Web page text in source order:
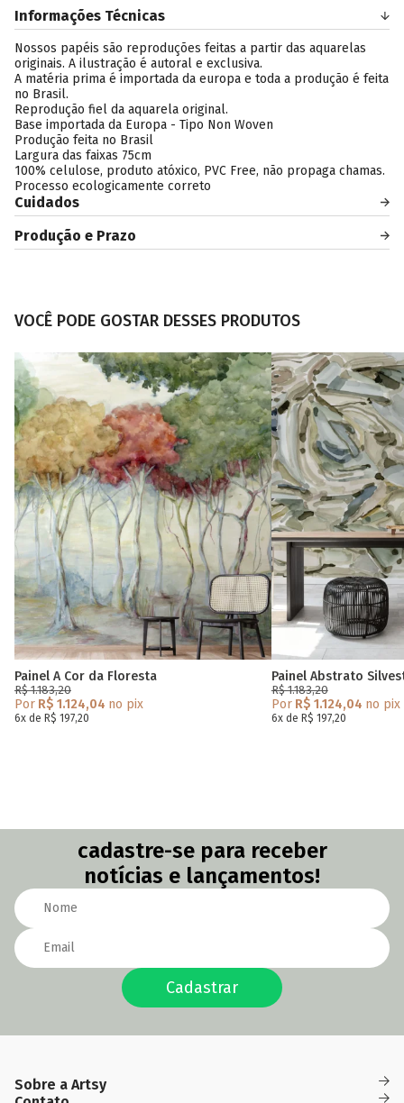
Informações Técnicas
Nossos papéis são reproduções feitas a partir das aquarelas
originais. A ilustração é autoral e exclusiva.
A matéria prima é importada da europa e toda a produção é feita
no Brasil.
Reprodução fiel da aquarela original.
Base importada da Europa - Tipo Non Woven
Produção feita no Brasil
Largura das faixas 75cm
100% celulose, produto atóxico, PVC Free, não propaga chamas.
Processo ecologicamente correto
Cuidados
Produção e Prazo
VOCÊ PODE GOSTAR DESSES PRODUTOS
Painel A Cor da Floresta
R$ 1.183,20
Por R$ 1.124,04 no pix
6x de R$ 197,20
Painel Abstrato
R$ 1.183,20
PorR$ 1.124,04 no pix
6x de R$ 197,20
cadastre-se para receber
notícias e lançamentos!
Cadastrar
Sobre a Artsy
(82)
(82)